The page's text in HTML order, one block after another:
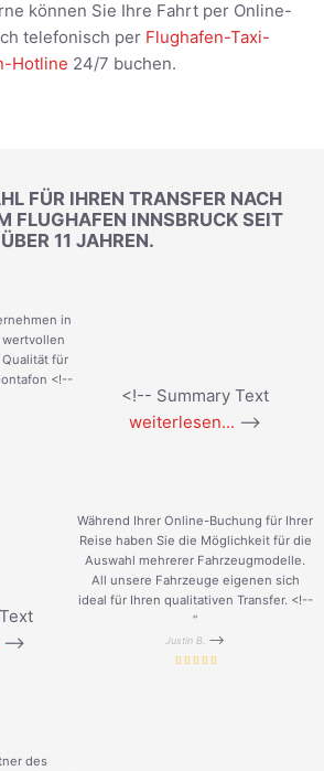
können Sie Ihre Fahrt per Online-
telefonisch per Flughafen-Taxi-
Hotline 24/7 buchen.
FÜR IHREN TRANSFER NACH
FLUGHAFEN INNSBRUCK SEIT
ÜBER 11 JAHREN.
in
für
<!--
<!-- Summary Text
weiterlesen... -->
-->
Während Ihrer Online-Buchung für Ihrer
Reise haben Sie die Möglichkeit für die
Auswahl mehrerer Fahrzeugmodelle.
All unsere Fahrzeuge eigenen sich
ideal für Ihren qualitativen Transfer. <!--
”
Justin B. -->
des